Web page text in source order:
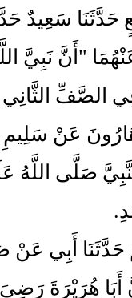
حَدَّثَنَا سَعِيدٌ
"أَنَّ نَبِيَّ
الثَّانِي
هَارُونَ عَنْ
صَلَّى
حَدَّثَنَا
هُرَيْرَةَ رَضِيَ